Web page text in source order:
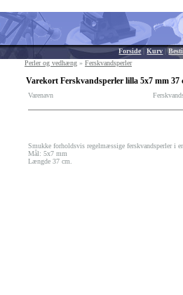
Forside|Kurv |
Perler og vedhæng » Ferskvandsperler
Varekort Ferskvandsperler lilla 5x7 mm 37
Varenavn
Smukke forholdsvis regelmæssige ferskvandsperler i
Mål: 5x7 mm
Længde 37 cm.